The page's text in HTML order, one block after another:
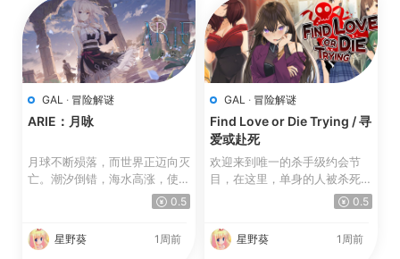
GAL · 冒险解谜
ARIE：月咏
月球不断殒落，而世界正迈向灭
亡。潮汐倒错，海水高涨，使得
赛鲁岛成为地球上最后...
0.5
星野葵 1周前
GAL · 冒险解谜
Find Love or Die Trying / 寻
爱或赴死
欢迎来到唯一的杀手级约会节
目，在这里，单身的人被杀死
了! 是约会还是死亡，取决...0.5
星野葵 1周前